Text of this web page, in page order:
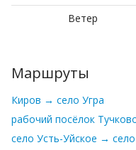
Ветер
Маршруты
Киров → село Угра
рабочий посёлок
село Усть-Уйское →